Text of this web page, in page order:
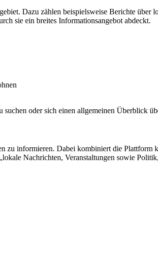
Dazu zählen beispielsweise Berichte über
sie ein breites Informationsangebot abdeckt.
oder sich einen allgemeinen Überblick
zu informieren. Dabei kombiniert die
Nachrichten, Veranstaltungen sowie